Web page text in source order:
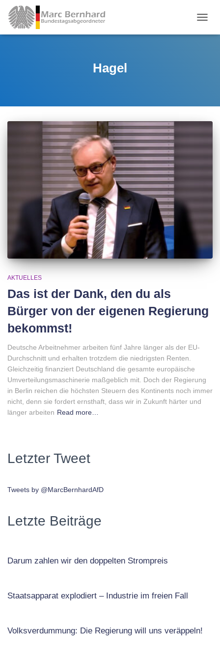
Hagel
AKTUELLES
Das ist der Dank, den du als
Bürger von der eigenen Regierung
bekommst!
Deutsche Arbeitnehmer arbeiten fünf Jahre länger als der EU-
Durchschnitt und erhalten trotzdem die niedrigsten Renten.
Gleichzeitig finanziert Deutschland die gesamte europäische
Umverteilungsmaschinerie maßgeblich mit. Doch der Regierung
in Berlin reichen die höchsten Steuern des Kontinents noch immer
nicht, denn sie fordert ernsthaft, dass wir in Zukunft härter und
länger arbeiten Read more…
Letzter Tweet
Tweets by @MarcBernhardAfD
Letzte Beiträge
Darum zahlen wir den doppelten Strompreis
Staatsapparat explodiert – Industrie im freien Fall
Volksverdummung: Die Regierung will uns veräppeln!